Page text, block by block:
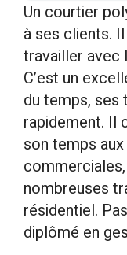
Un courtier
à ses clients.
travailler avec
C’est un
du temps,
rapidement. Il
son temps
nombreuses
résidentiel.
diplômé en